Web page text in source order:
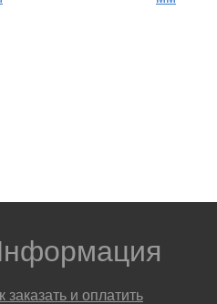
заказать и оплатить